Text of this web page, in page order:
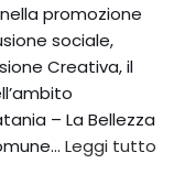
promozione
sociale,
Creativa, il
– La Bellezza
Leggi tutto